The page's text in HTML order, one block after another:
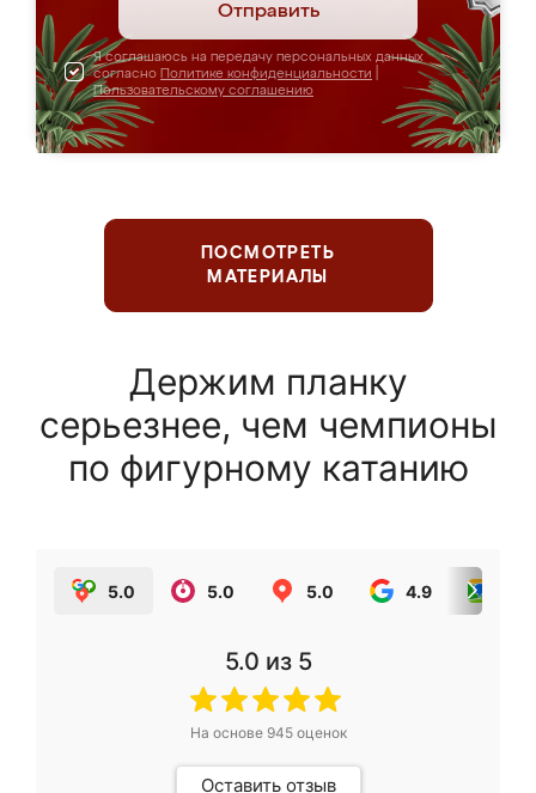
Отправить
Я соглашаюсь на передачу персональных данных
согласно Политике конфиденциальности
Пользовательскому соглашению
ПОСМОТРЕТЬ
МАТЕРИАЛЫ
Держим планку
серьезнее, чем чемпионы
по фигурному катанию
5.0 5.0 5.0 4.9
5.0 из 5
На основе 945оценок
Оставить отзыв